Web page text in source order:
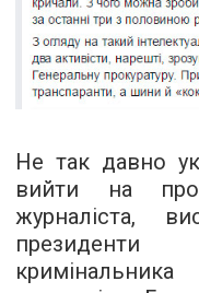
Не так давно
вийти на
журналіста,
президенти